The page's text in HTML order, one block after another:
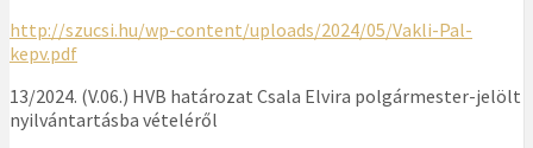
http://szucsi.hu/wp-content/uploads/2024/05/Vakli-Pal-
kepv.pdf
13/2024. (V.06.) HVB határozat Csala Elvira polgármester-jelölt
nyilvántartásba vételéről